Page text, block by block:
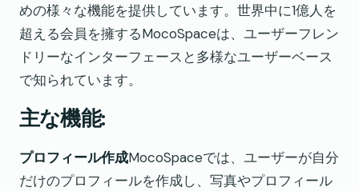
めの様々な機能を提供しています。世界中に1億人を
超える会員を擁するMocoSpaceは、ユーザーフレン
ドリーなインターフェースと多様なユーザーベース
で知られています。
主な機能:
プロフィール作成MocoSpaceでは、ユーザーが自分
だけのプロフィールを作成し、写真やプロフィール